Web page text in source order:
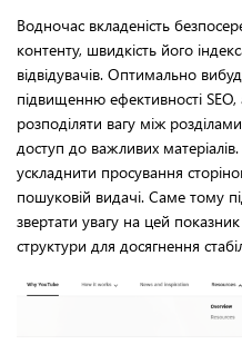
Водночас вкладеність
контенту, швидкість його
відвідувачів. Оптимально
підвищенню ефективності
розподіляти вагу між
доступ до важливих
ускладнити просування
пошуковій видачі. Саме тому
звертати увагу на цей
структури для досягнення